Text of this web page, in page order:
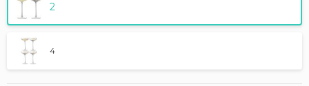
2
4